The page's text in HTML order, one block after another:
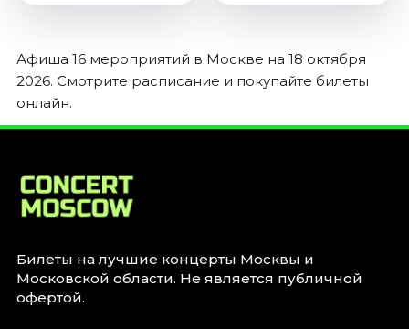
Афиша 16 мероприятий в Москве на 18 октября
2026. Смотрите расписание и покупайте билеты
онлайн.
Билеты на лучшие концерты Москвы и
Московской области. Не является публичной
офертой.